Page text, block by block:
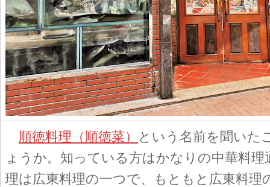
順徳料理（順徳菜）
という名前を聞いた
ょうか。知っている方はかなりの中華料理
理は広東料理の一つで、もともと広東料理